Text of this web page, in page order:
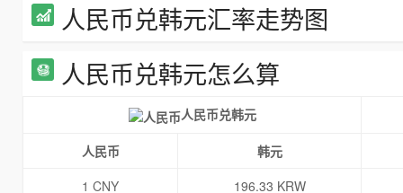
人民币兑韩元汇率走势图
人民币兑韩元怎么算
人民币兑韩元
人民币
韩元
1 CNY
196.33 KRW